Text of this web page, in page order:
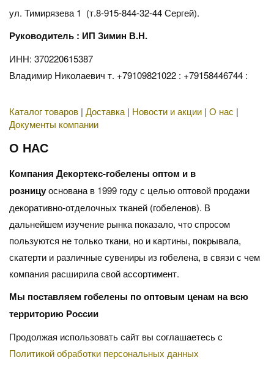
ул. Тимирязева 1 (т.8-915-844-32-44 Сергей).
Руководитель : ИП Зимин В.Н.
ИНН: 370220615387
Владимир Николаевич т. +79109821022 : +79158446744 :
Каталог товаров | Доставка | Новости и акции | О нас |
Документы компании
О НАС
Компания Декортекс-гобелены оптом и в
розницуоснована в 1999 году с целью оптовой продажи
декоративно-отделочных тканей (гобеленов). В
дальнейшем изучение рынка показало, что спросом
пользуются не только ткани, но и картины, покрывала,
скатерти и различные сувениры из гобелена, в связи с чем
компания расширила свой ассортимент.
Мы поставляем гобелены по оптовым ценам на всю
территорию России
Продолжая использовать сайт вы соглашаетесь с
Политикой обработки персональных данных